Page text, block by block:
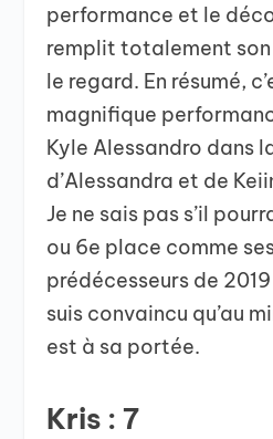
performance et le
remplit totalement
le regard. En résumé,
magnifique
Kyle Alessandro dans
d’Alessandra et de
Je ne sais pas s’il
ou 6e place comme
prédécesseurs de
suis convaincu qu’au
est à sa portée.
Kris : 7